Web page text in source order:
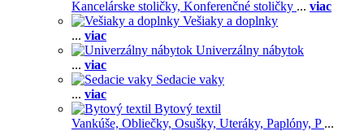
Kancelárske stoličky, Konferenčné stoličky ... viac
Vešiaky a doplnky
... viac
Univerzálny nábytok
... viac
Sedacie vaky
... viac
Bytový textil
Vankúše, Obliečky, Osušky, Uteráky, Paplóny, P ...